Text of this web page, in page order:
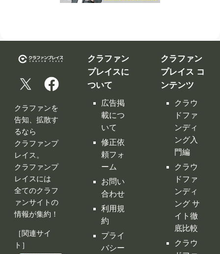
クラファンを
告知、拡散す
るなら
クラファンプ
レイス。
クラファンプ
レイスには
全てのクラフ
ァンサイトの
［関連サイ
クラファン
プレイスに
ついて
広告掲
載につ
いて
修正依
頼フォ
ーム
お問い
合わせ
利用規
約
プライ
クラファン
プレイス コ
クラウ
ドファ
ンディ
ング入
門編
クラウ
ドファ
ンディ
ング サ
イト徹
底比較